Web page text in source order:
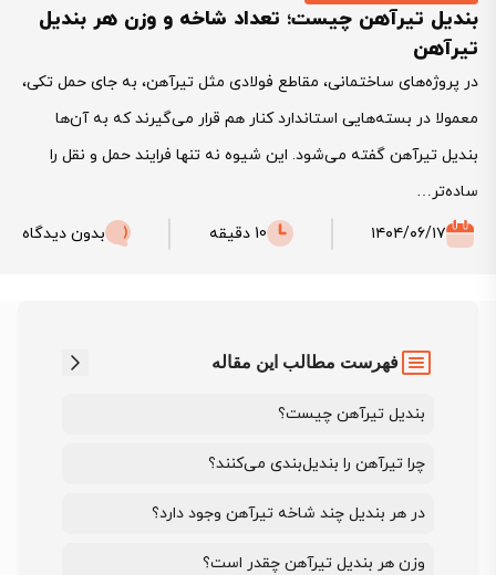
بندیل تیرآهن چیست؛ تعداد شاخه و وزن هر بندیل
تیرآهن
در پروژه‌های ساختمانی، مقاطع فولادی مثل تیرآهن، به‌ جای حمل تکی،
معمولا در بسته‌هایی استاندارد کنار هم قرار می‌گیرند که به آن‌ها
بندیل تیرآهن گفته می‌شود. این شیوه نه‌ تنها فرایند حمل‌ و نقل را
ساده‌تر…
۱۴۰۴/۰۶/۱۷
10 دقیقه بدون دیدگاه
فهرست مطالب این مقاله
بندیل تیرآهن چیست؟
چرا تیرآهن را بندیل‌بندی می‌کنند؟
در هر بندیل چند شاخه تیرآهن وجود دارد؟
وزن هر بندیل تیرآهن چقدر است؟